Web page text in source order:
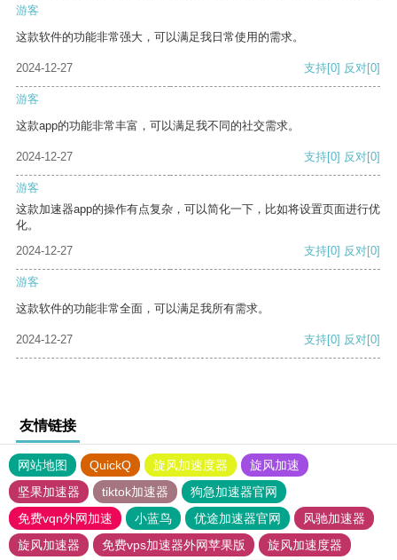
游客
这款软件的功能非常强大，可以满足我日常使用的需求。
2024-12-27 支持[0] 反对[0]
游客
这款app的功能非常丰富，可以满足我不同的社交需求。
2024-12-27 支持[0] 反对[0]
游客
这款加速器app的操作有点复杂，可以简化一下，比如将设置页面进行优
化。
2024-12-27
支持[0] 反对[0]
游客
这款软件的功能非常全面，可以满足我所有需求。
2024-12-27 支持[0] 反对[0]
友情链接
网站地图 QuickQ 旋风加速度器
旋风加速
坚果加速器
tiktok加速器
狗急加速器官网
免费vqn外网加速
小蓝鸟 优途加速器官网
风驰加速器
旋风加速器
免费vps加速器外网苹果版
旋风加速度器